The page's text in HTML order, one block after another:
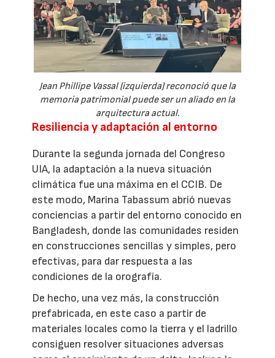
Jean Phillipe Vassal (izquierda) reconoció que la
memoria patrimonial puede ser un aliado en la
arquitectura actual.
Resiliencia y adaptación al entorno
Durante la segunda jornada del Congreso
UIA, la adaptación a la nueva situación
climática fue una máxima en el CCIB. De
este modo, Marina Tabassum abrió nuevas
conciencias a partir del entorno conocido en
Bangladesh, donde las comunidades residen
en construcciones sencillas y simples, pero
efectivas, para dar respuesta a las
condiciones de la orografía.
De hecho, una vez más, la construcción
prefabricada, en este caso a partir de
materiales locales como la tierra y el ladrillo
consiguen resolver situaciones adversas